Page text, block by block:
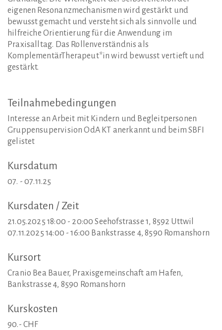
eigenen Resonanzmechanismen wird gestärkt und
bewusst gemacht und versteht sich als sinnvolle und
hilfreiche Orientierung für die Anwendung im
Praxisalltag. Das Rollenverständnis als
KomplementärTherapeut*in wird bewusst vertieft und
gestärkt.
Teilnahmebedingungen
Interesse an Arbeit mit Kindern und Begleitpersonen
Gruppensupervision OdA KT anerkannt und beim SBFI
gelistet
Kursdatum
07. - 07.11.25
Kursdaten / Zeit
21.05.2025 18:00 - 20:00 Seehofstrasse 1, 8592 Uttwil
07.11.2025 14:00 - 16:00 Bankstrasse 4, 8590 Romanshorn
Kursort
Cranio Bea Bauer, Praxisgemeinschaft am Hafen,
Bankstrasse 4, 8590 Romanshorn
Kurskosten
90.- CHF